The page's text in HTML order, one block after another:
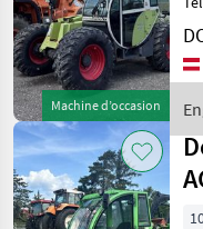
Machine d’occasion